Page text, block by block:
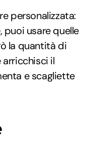
personalizzata:
puoi usare quelle
la quantità di
il
e scagliette